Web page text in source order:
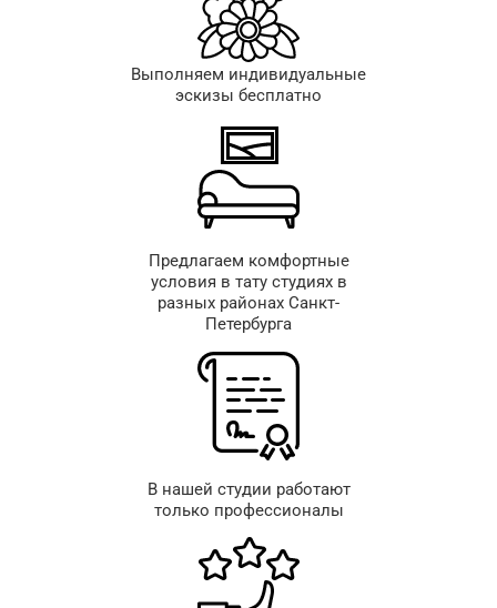
Выполняем индивидуальные
эскизы бесплатно
Предлагаем комфортные
условия в тату студиях в
разных районах Санкт-
Петербурга
В нашей студии работают
только профессионалы